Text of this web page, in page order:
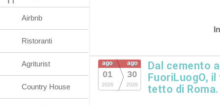
ago
01
2026
ago
30
2026
Dal cemento
FuoriLuogO,
tetto di Roma.
Airbnb
Ristoranti
Agriturist
Country House